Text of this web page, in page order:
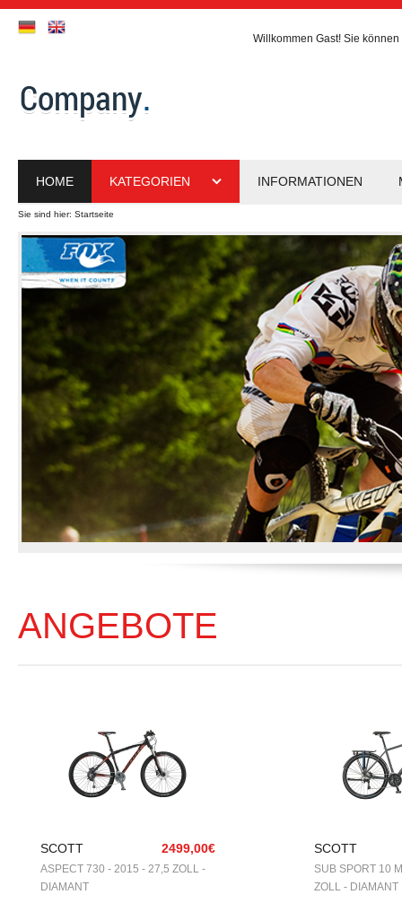
Willkommen Gast! Sie
HOME KATEGORIEN INFORMATIONEN
Sie sind hier: Startseite
ANGEBOTE
SCOTT 2499,00€
ASPECT 730 - 2015 - 27,5 ZOLL -
DIAMANT
SCOTT
SUB SPORT 10
ZOLL - DIAMANT